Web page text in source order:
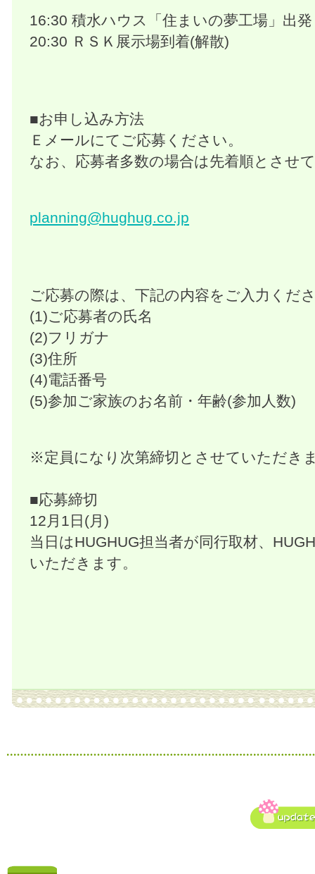
16:30 積水ハウス「住まいの夢工場」出発
20:30 ＲＳＫ展示場到着(解散)
■お申し込み方法
Ｅメールにてご応募ください。
なお、応募者多数の場合は先着順とさせ
planning@hughug.co.jp
ご応募の際は、下記の内容をご入力くだ
(1)ご応募者の氏名
(2)フリガナ
(3)住所
(4)電話番号
(5)参加ご家族のお名前・年齢(参加人数)
※定員になり次第締切とさせていただき
■応募締切
12月1日(月)
当日はHUGHUG担当者が同行取材、
いただきます。